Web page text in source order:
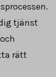
tjänst
rätt